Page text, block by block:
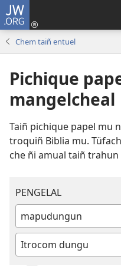
JW.ORG
Chem taiñ entuel
Pichique
mangelcheal
Taiñ pichique papel mu
troquiñ Biblia mu.
che ñi amual taiñ
PENGELAL
Huiringe
cam
dullinge
Tucunge
cam dullinge